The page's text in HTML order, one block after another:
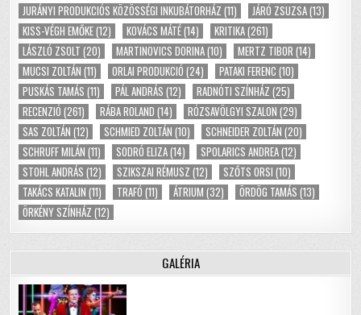
JURÁNYI PRODUKCIÓS KÖZÖSSÉGI INKUBÁTORHÁZ (11) JÁRÓ ZSUZSA(13)
KISS-VÉGH EMŐKE(12) KOVÁCS MÁTÉ(14) KRITIKA(261)
LÁSZLÓ ZSOLT (20) MARTINOVICS DORINA(10) MERTZ TIBOR (14)
MUCSI ZOLTÁN (11) ORLAI PRODUKCIÓ (24) PATAKI FERENC (10)
PUSKÁS TAMÁS (11) PÁL ANDRÁS (12) RADNÓTI SZÍNHÁZ (25)
RECENZIÓ (261) RÁBA ROLAND (14) RÓZSAVÖLGYI SZALON (29)
SAS ZOLTÁN (12) SCHMIED ZOLTÁN (10) SCHNEIDER ZOLTÁN (20)
SCHRUFF MILÁN (11) SODRÓ ELIZA(14) SPOLARICS ANDREA(12)
STOHL ANDRÁS (12) SZIKSZAI RÉMUSZ (12) SZŐTS ORSI (10)
TAKÁCS KATALIN (11) TRAFÓ (11) ÁTRIUM (32) ÖRDÖG TAMÁS (13)
ÖRKÉNY SZÍNHÁZ (12)
GALÉRIA